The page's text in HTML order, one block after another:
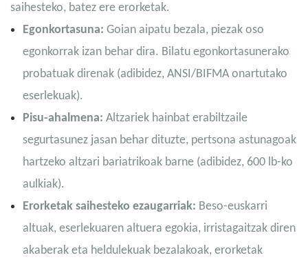
saihesteko, batez ere erorketak.
Egonkortasuna: Goian aipatu bezala, piezak oso
egonkorrak izan behar dira. Bilatu egonkortasunerako
probatuak direnak (adibidez, ANSI/BIFMA onartutako
eserlekuak).
Pisu-ahalmena: Altzariek hainbat erabiltzaile
segurtasunez jasan behar dituzte, pertsona astunagoak
hartzeko altzari bariatrikoak barne (adibidez, 600 lb-ko
aulkiak).
Erorketak saihesteko ezaugarriak: Beso-euskarri
altuak, eserlekuaren altuera egokia, irristagaitzak diren
akaberak eta heldulekuak bezalakoak, erorketak